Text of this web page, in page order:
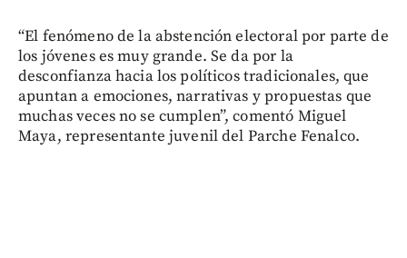
“El fenómeno de la abstención electoral por parte de
los jóvenes es muy grande. Se da por la
desconfianza hacia los políticos tradicionales, que
apuntan a emociones, narrativas y propuestas que
muchas veces no se cumplen”, comentó Miguel
Maya, representante juvenil del Parche Fenalco.